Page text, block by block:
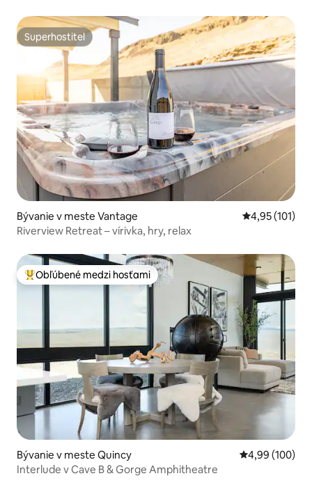
Superhostiteľ
Superhostiteľ
Bývanie v meste Vantage Priemerné
4,95 (101)
Riverview Retreat – vírivka, hry, relax
Najobľúbenejšie medzi hosťami
Obľúbené medzi hosťami
Bývanie v meste Quincy Priemerné
4,99 (100)
Interlude v Cave B & Gorge Amphitheatre